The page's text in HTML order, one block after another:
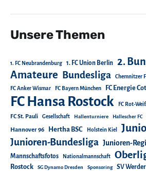
Unsere Themen
1. FC Neubrandenburg 1. FC Union Berlin 2.
Amateure Bundesliga Chemnitzer
FC Anker Wismar FC Bayern München FC Energie
FC Hansa Rostock FC Rot-
FC St. Pauli Gesellschaft Hallenturniere Hallescher FC
Hannover 96 Hertha BSC Holstein Kiel
Junioren-Bundesliga Junioren-
Mannschaftsfotos
Nationalmannschaft
Rostock SG Dynamo Dresden Sponsoring SV